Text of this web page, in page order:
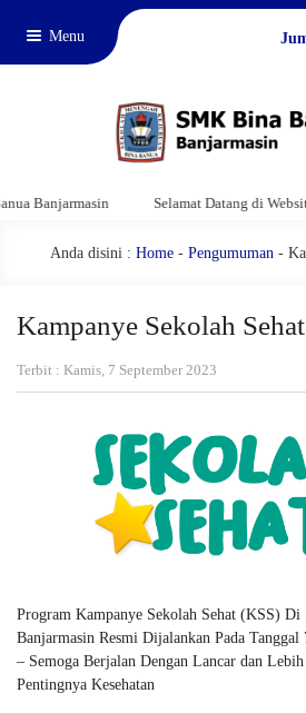
Menu
Selamat Datang di Website
Anda disini : Home - Pengumuman -
Kampanye Sekolah Sehat
Terbit : Kamis, 7 September 2023
Program Kampanye Sekolah Sehat (KSS)
Banjarmasin Resmi Dijalankan Pada Tanggal
– Semoga Berjalan Dengan Lancar dan
Pentingnya Kesehatan